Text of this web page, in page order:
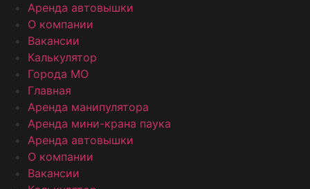
Аренда автовышки
О компании
Вакансии
Калькулятор
Города МО
Главная
Аренда манипулятора
Аренда мини-крана паука
Аренда автовышки
О компании
Вакансии